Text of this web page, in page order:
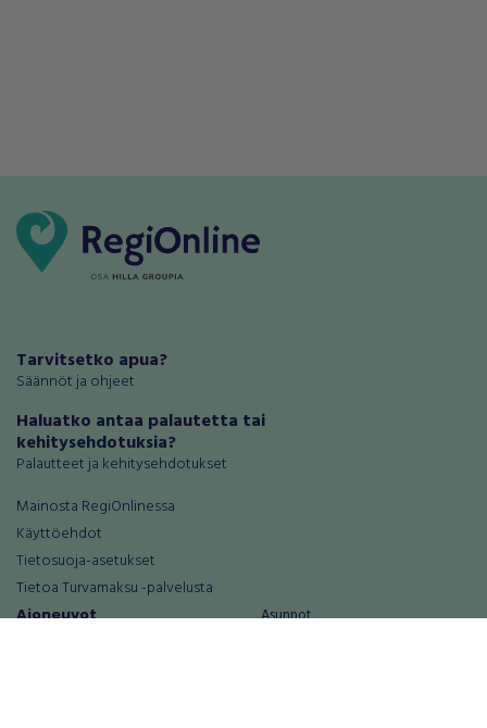
Tarvitsetko apua?
Säännöt ja ohjeet
Haluatko antaa palautetta tai
kehitysehdotuksia?
Palautteet ja kehitysehdotukset
Mainosta RegiOnlinessa
Käyttöehdot
Tietosuoja-asetukset
Tietoa Turvamaksu -palvelusta
Ajoneuvot
Asunnot